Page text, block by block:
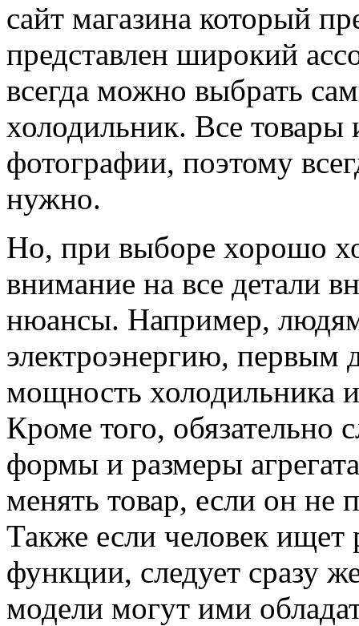
сайт магазина который
представлен широкий
всегда можно выбрать
холодильник. Все
фотографии, поэтому
нужно.
Но, при выборе хорошо
внимание на все детали
нюансы. Например,
электроэнергию, первым
мощность холодильника
Кроме того, обязательно
формы и размеры
менять товар, если он не
Также если человек
функции, следует сразу
модели могут ими